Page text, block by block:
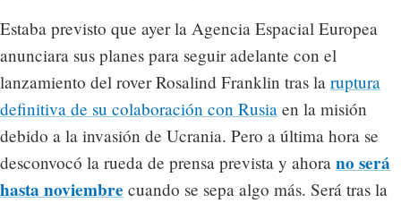
Estaba previsto que ayer la Agencia Espacial Europea
anunciara sus planes para seguir adelante con el
lanzamiento del rover Rosalind Franklin tras la ruptura
definitiva de su colaboración con Rusia en la misión
debido a la invasión de Ucrania. Pero a última hora se
desconvocó la rueda de prensa prevista y ahora no será
hasta noviembre cuando se sepa algo más. Será tras la